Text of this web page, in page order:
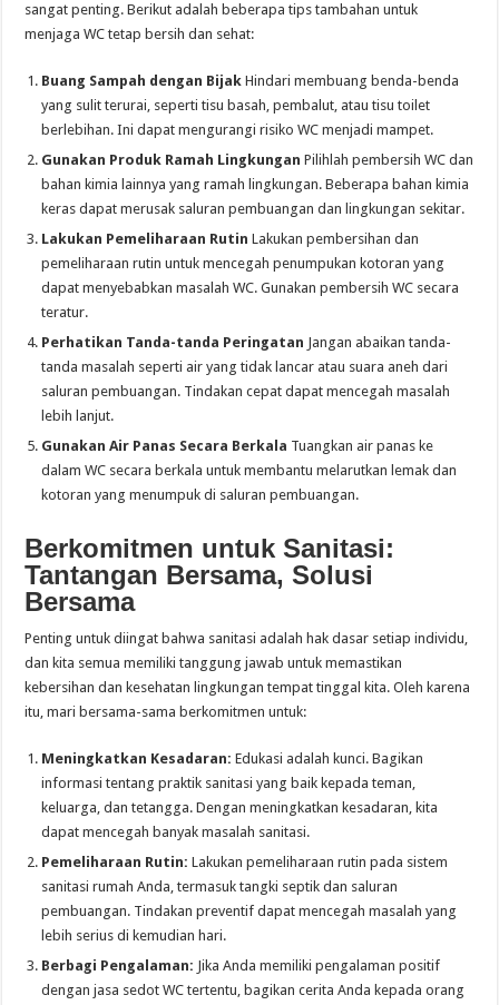
sangat penting. Berikut adalah beberapa tips tambahan untuk
menjaga WC tetap bersih dan sehat:
Buang Sampah dengan Bijak Hindari membuang benda-benda
yang sulit terurai, seperti tisu basah, pembalut, atau tisu toilet
berlebihan. Ini dapat mengurangi risiko WC menjadi mampet.
Gunakan Produk Ramah Lingkungan Pilihlah pembersih WC dan
bahan kimia lainnya yang ramah lingkungan. Beberapa bahan kimia
keras dapat merusak saluran pembuangan dan lingkungan sekitar.
Lakukan Pemeliharaan Rutin Lakukan pembersihan dan
pemeliharaan rutin untuk mencegah penumpukan kotoran yang
dapat menyebabkan masalah WC. Gunakan pembersih WC secara
teratur.
Perhatikan Tanda-tanda Peringatan Jangan abaikan tanda-
tanda masalah seperti air yang tidak lancar atau suara aneh dari
saluran pembuangan. Tindakan cepat dapat mencegah masalah
lebih lanjut.
Gunakan Air Panas Secara Berkala Tuangkan air panas ke
dalam WC secara berkala untuk membantu melarutkan lemak dan
kotoran yang menumpuk di saluran pembuangan.
Berkomitmen untuk Sanitasi:
Tantangan Bersama, Solusi
Bersama
Penting untuk diingat bahwa sanitasi adalah hak dasar setiap individu,
dan kita semua memiliki tanggung jawab untuk memastikan
kebersihan dan kesehatan lingkungan tempat tinggal kita. Oleh karena
itu, mari bersama-sama berkomitmen untuk:
Meningkatkan Kesadaran: Edukasi adalah kunci. Bagikan
informasi tentang praktik sanitasi yang baik kepada teman,
keluarga, dan tetangga. Dengan meningkatkan kesadaran, kita
dapat mencegah banyak masalah sanitasi.
Pemeliharaan Rutin: Lakukan pemeliharaan rutin pada sistem
sanitasi rumah Anda, termasuk tangki septik dan saluran
pembuangan. Tindakan preventif dapat mencegah masalah yang
lebih serius di kemudian hari.
Berbagi Pengalaman: Jika Anda memiliki pengalaman positif
dengan jasa sedot WC tertentu, bagikan cerita Anda kepada orang